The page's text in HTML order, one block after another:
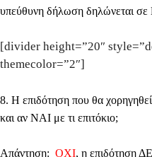
υπεύθυνη δήλωση δηλώνεται
[divider height=”20″
themecolor=”2″]
8. Η επιδότηση που θα
και αν ΝΑΙ με τι επιτόκιο;
Απάντηση: ΟΧΙ, η επιδότηση